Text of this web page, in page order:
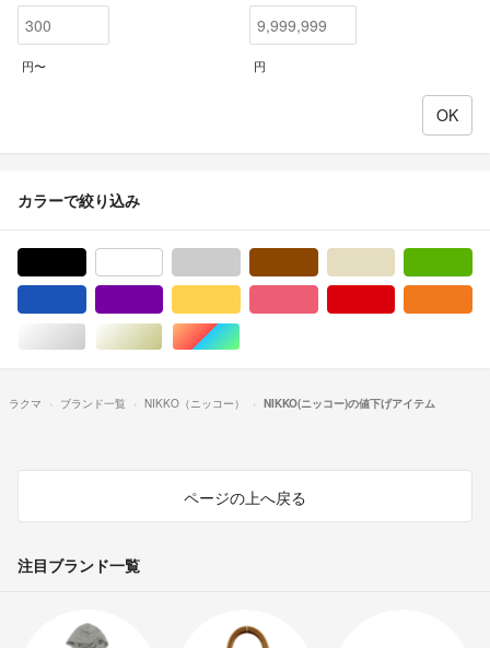
円〜 円
カラーで絞り込み
シルバー/銀色系ゴールド/金色系マルチカラー
ラクマ ブランド一覧 NIKKO（ニッコー） NIKKO(ニッコー)の値下げアイテム
ページの上へ戻る
注目ブランド一覧